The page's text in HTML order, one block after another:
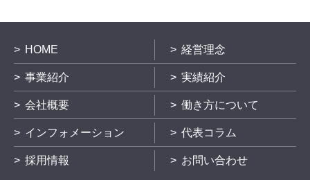
HOME 経営理念
事業紹介 実績紹介
会社概要 働き方について
インフォメーション 代表コラム
採用情報 お問い合わせ